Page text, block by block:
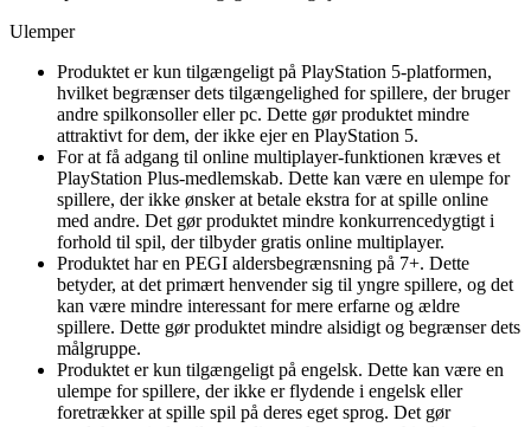
Ulemper
Produktet er kun tilgængeligt på PlayStation 5-platformen,
hvilket begrænser dets tilgængelighed for spillere, der bruger
andre spilkonsoller eller pc. Dette gør produktet mindre
attraktivt for dem, der ikke ejer en PlayStation 5.
For at få adgang til online multiplayer-funktionen kræves et
PlayStation Plus-medlemskab. Dette kan være en ulempe for
spillere, der ikke ønsker at betale ekstra for at spille online
med andre. Det gør produktet mindre konkurrencedygtigt i
forhold til spil, der tilbyder gratis online multiplayer.
Produktet har en PEGI aldersbegrænsning på 7+. Dette
betyder, at det primært henvender sig til yngre spillere, og det
kan være mindre interessant for mere erfarne og ældre
spillere. Dette gør produktet mindre alsidigt og begrænser dets
målgruppe.
Produktet er kun tilgængeligt på engelsk. Dette kan være en
ulempe for spillere, der ikke er flydende i engelsk eller
foretrækker at spille spil på deres eget sprog. Det gør